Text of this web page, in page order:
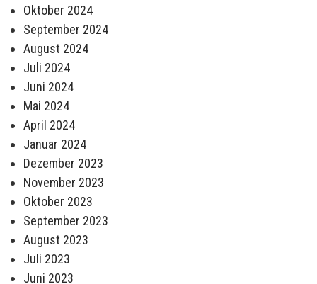
Oktober 2024
September 2024
August 2024
Juli 2024
Juni 2024
Mai 2024
April 2024
Januar 2024
Dezember 2023
November 2023
Oktober 2023
September 2023
August 2023
Juli 2023
Juni 2023